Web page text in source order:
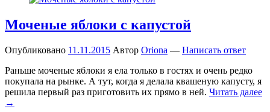
Моченые яблоки с капустой
Опубликовано 11.11.2015 Автор Oriona — Написать ответ
Раньше моченые яблоки я ела только в гостях и очень редко
покупала на рынке. А тут, когда я делала квашеную капусту, я
решила первый раз приготовить их прямо в ней. Читать далее
→